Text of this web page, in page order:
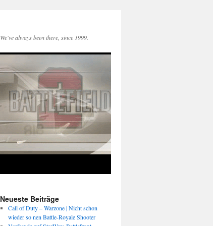
We've always been there, since 1999.
Neueste Beiträge
Call of Duty – Warzone | Nicht schon
wieder so nen Battle-Royale Shooter